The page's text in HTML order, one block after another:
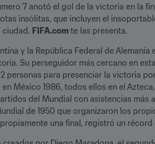
7 anotó el gol de la victoria en la
insólitas, que incluyen el
ciudad. FIFA.com te las presenta.
y la República Federal de Alemania
Su perseguidor más cercano en
personas para presenciar la victoria
en México 1986, todos ellos en el
del Mundial con asistencias más
de 1950 que organizaron los
una final, registró un récord